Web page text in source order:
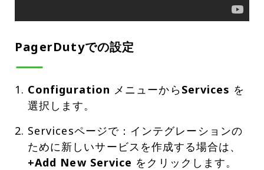
PagerDutyでの設定
Configuration メニューからServices を
選択します。
Servicesページで：インテグレーションの
ために新しいサービスを作成する場合は、
+Add New Service をクリックします。